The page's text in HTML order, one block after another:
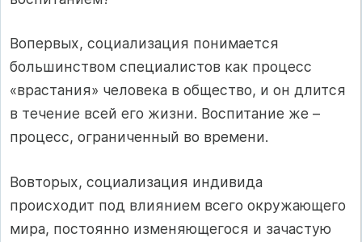
Вопервых, социализация понимается
большинством специалистов как процесс
«врастания» человека в общество, и он длится
в течение всей его жизни. Воспитание же –
процесс, ограниченный во времени.
Вовторых, социализация индивида
происходит под влиянием всего окружающего
мира, постоянно изменяющегося и зачастую